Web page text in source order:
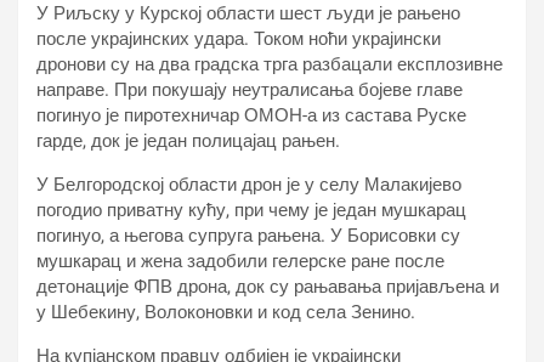
У Риљску у Курској области шест људи је рањено
после украјинских удара. Током ноћи украјински
дронови су на два градска трга разбацали експлозивне
направе. При покушају неутралисања бојеве главе
погинуо је пиротехничар ОМОН-а из састава Руске
гарде, док је један полицајац рањен.
У Белгородској области дрон је у селу Малакијево
погодио приватну кућу, при чему је један мушкарац
погинуо, а његова супруга рањена. У Борисовки су
мушкарац и жена задобили гелерске ране после
детонације ФПВ дрона, док су рањавања пријављена и
у Шебекину, Волоконовки и код села Зенино.
На купјанском правцу одбијен је украјински